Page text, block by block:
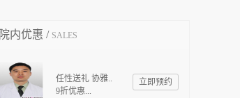
院内优惠 / SALES
任性送礼 协雅..
9折优惠...
立即预约